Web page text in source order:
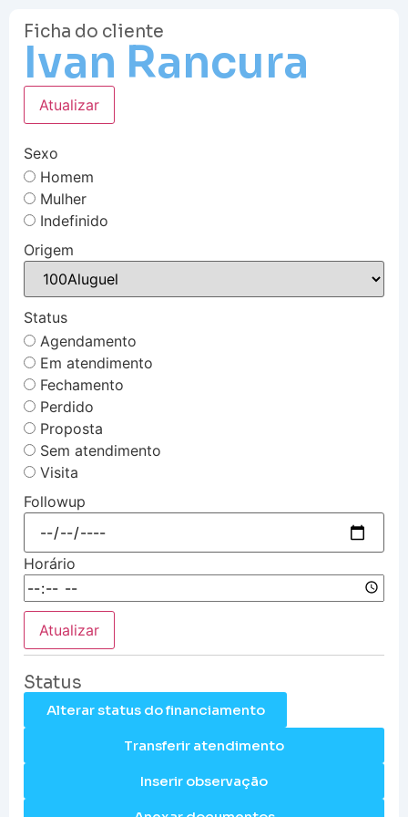
Ficha do cliente
Ivan Rancura
Atualizar
Sexo
Homem
Mulher
Indefinido
Origem
Status
Agendamento
Em atendimento
Fechamento
Perdido
Proposta
Sem atendimento
Visita
Followup
Horário
Atualizar
Status
Alterar status do financiamento
Transferir atendimento
Inserir observação